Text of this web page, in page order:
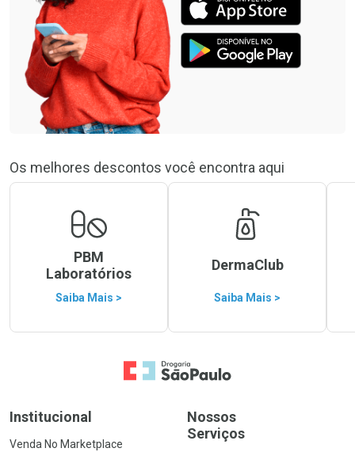
Os melhores descontos você encontra aqui
PBM
Laboratórios
Saiba Mais >
DermaClub
Saiba Mais >
Ir para a Home
Institucional
Venda No Marketplace
Nossos
Serviços